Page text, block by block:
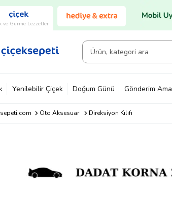
ve Gurme Lezzetler
Yenilebilir Çiçek Doğum Günü Gönderim
Oto Aksesuar Direksiyon Kılıfı